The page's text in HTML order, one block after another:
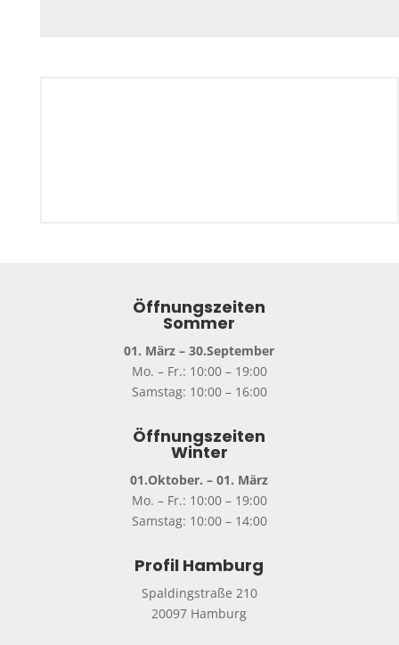
Öffnungszeiten
Sommer
01. März – 30.September
Mo. – Fr.: 10:00 – 19:00
Samstag: 10:00 – 16:00
Öffnungszeiten
Winter
01.Oktober. – 01. März
Mo. – Fr.: 10:00 – 19:00
Samstag: 10:00 – 14:00
Profil Hamburg
Spaldingstraße 210
20097 Hamburg